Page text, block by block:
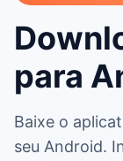
para
Baixe o
seu Android.